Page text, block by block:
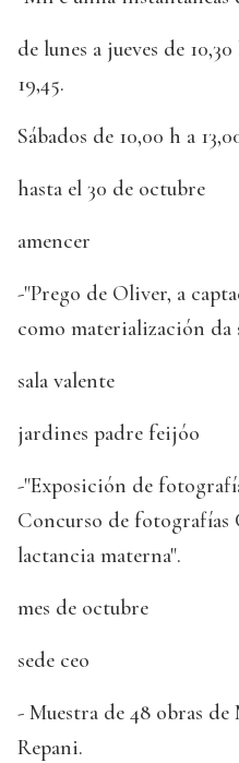
de lunes a jueves de
19,45.
Sábados de 10,00 h a
hasta el 30 de octubre
amencer
-"Prego de Oliver, a
como materialización da
sala valente
jardines padre feijóo
-"Exposición de
Concurso de fotografías
lactancia materna".
mes de octubre
sede ceo
- Muestra de 48 obras
Repani.